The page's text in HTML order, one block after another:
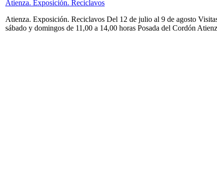
Atienza. Exposición. Reciclavos
Atienza. Exposición. Reciclavos Del 12 de julio al 9 de agosto
sábado y domingos de 11,00 a 14,00 horas Posada del Cordón